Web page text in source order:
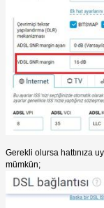
Gerekli olursa hattınıza
mümkün;